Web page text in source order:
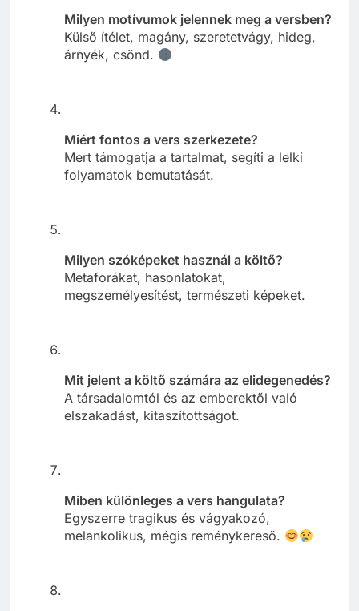
Milyen motívumok jelennek meg a versben?
Külső ítélet, magány, szeretetvágy, hideg,
árnyék, csönd.
Miért fontos a vers szerkezete?
Mert támogatja a tartalmat, segíti a lelki
folyamatok bemutatását.
Milyen szóképeket használ a költő?
Metaforákat, hasonlatokat,
megszemélyesítést, természeti képeket.
Mit jelent a költő számára az elidegenedés?
A társadalomtól és az emberektől való
elszakadást, kitaszítottságot.
Miben különleges a vers hangulata?
Egyszerre tragikus és vágyakozó,
melankolikus, mégis reménykereső.